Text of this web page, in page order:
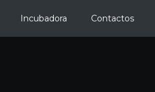
Incubadora Contactos